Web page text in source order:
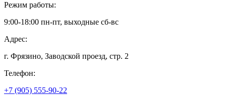
Режим работы:
9:00-18:00 пн-пт, выходные сб-вс
Адрес:
г. Фрязино, Заводской проезд, стр. 2
Телефон:
+7 (905) 555-90-22